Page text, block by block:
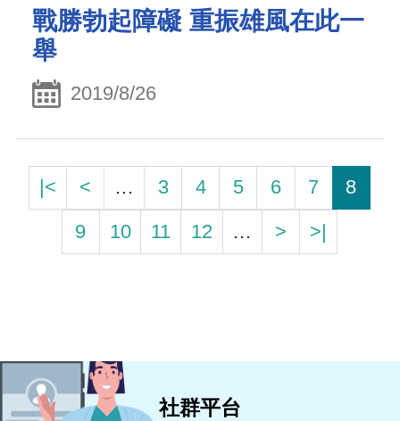
戰勝勃起障礙 重振雄風在此一
舉
2019/8/26
|< < … 3 4 5 6 7
8
9
10 11 12 … > >|
社群平台